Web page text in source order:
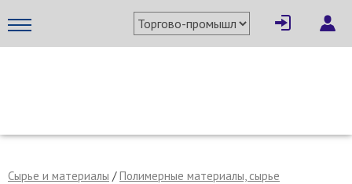
Сырье и материалы /Полимерные материалы, сырье
× Написать поставщику